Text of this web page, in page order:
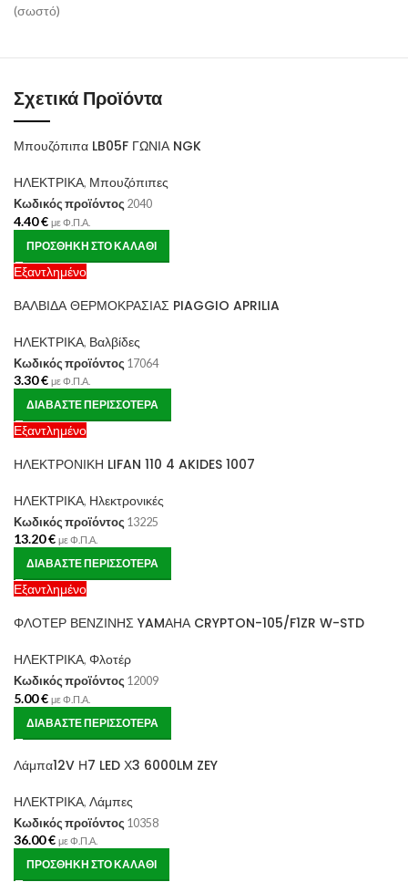
(σωστό)
Σχετικά Προϊόντα
Μπουζόπιπα LB05F ΓΩΝΙΑ NGK
ΗΛΕΚΤΡΙΚΑ, Μπουζόπιπες
Κωδικός προϊόντος 2040
4.40€ με Φ.Π.Α.
ΠΡΟΣΘΉΚΗ ΣΤΟ ΚΑΛΆΘΙ
Εξαντλημένο
ΒΑΛΒΙΔΑ ΘΕΡΜΟΚΡΑΣΙΑΣ PIAGGIO APRILIA
ΗΛΕΚΤΡΙΚΑ, Βαλβίδες
Κωδικός προϊόντος 17064
3.30€ με Φ.Π.Α.
ΔΙΑΒΆΣΤΕ ΠΕΡΙΣΣΌΤΕΡΑ
Εξαντλημένο
ΗΛΕΚΤΡΟΝΙΚΗ LIFAN 110 4 AKIDES 1007
ΗΛΕΚΤΡΙΚΑ, Ηλεκτρονικές
Κωδικός προϊόντος 13225
13.20€ με Φ.Π.Α.
ΔΙΑΒΆΣΤΕ ΠΕΡΙΣΣΌΤΕΡΑ
Εξαντλημένο
ΦΛΟΤΕΡ ΒΕΝΖΙΝΗΣ YAMΑΗΑ CRYPTON-105/F1ZR W-STD
ΗΛΕΚΤΡΙΚΑ, Φλοτέρ
Κωδικός προϊόντος 12009
5.00€ με Φ.Π.Α.
ΔΙΑΒΆΣΤΕ ΠΕΡΙΣΣΌΤΕΡΑ
Λάμπα12V Η7 LED Χ3 6000LM ZEY
ΗΛΕΚΤΡΙΚΑ, Λάμπες
Κωδικός προϊόντος 10358
36.00€ με Φ.Π.Α.
ΠΡΟΣΘΉΚΗ ΣΤΟ ΚΑΛΆΘΙ